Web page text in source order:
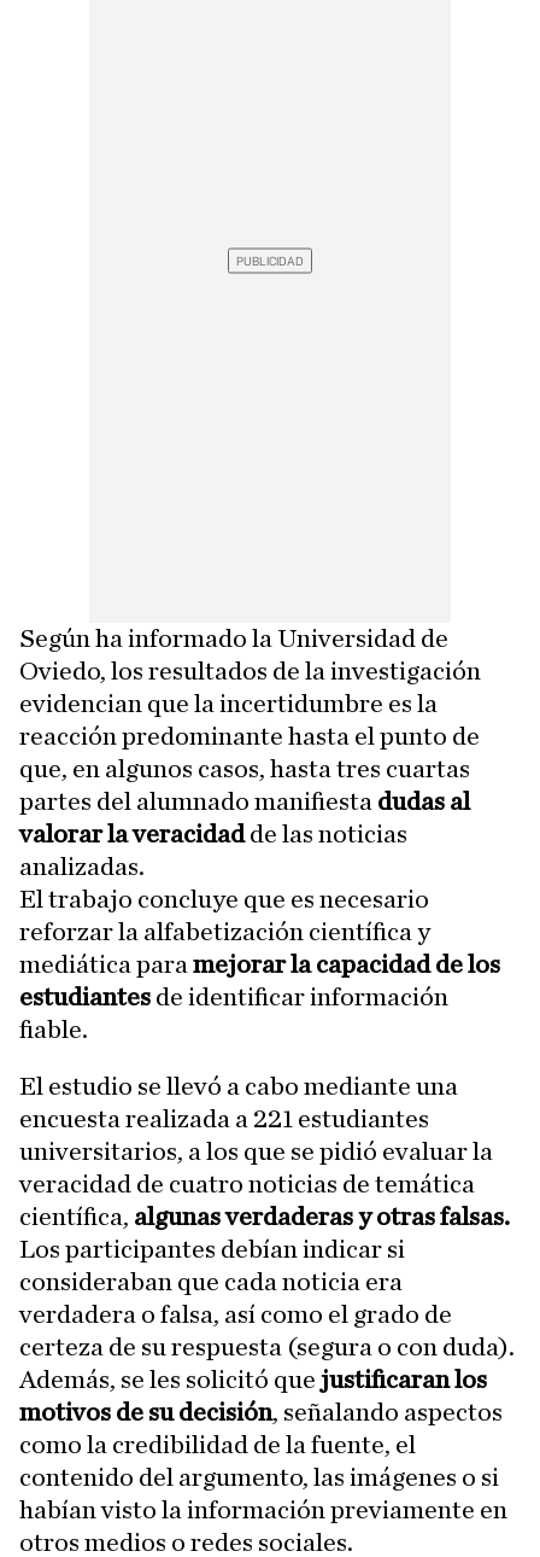
Según ha informado la Universidad de
Oviedo, los resultados de la investigación
evidencian que la incertidumbre es la
reacción predominante hasta el punto de
que, en algunos casos, hasta tres cuartas
partes del alumnado manifiesta dudas al
valorar la veracidadde las noticias
analizadas.
El trabajo concluye que es necesario
reforzar la alfabetización científica y
mediática para mejorar la capacidad de los
estudiantes de identificar información
fiable.
El estudio se llevó a cabo mediante una
encuesta realizada a 221 estudiantes
universitarios, a los que se pidió evaluar la
veracidad de cuatro noticias de temática
científica, algunas verdaderas y otras falsas.
Los participantes debían indicar si
consideraban que cada noticia era
verdadera o falsa, así como el grado de
certeza de su respuesta (segura o con duda).
Además, se les solicitó que justificaran los
motivos de su decisión, señalando aspectos
como la credibilidad de la fuente, el
contenido del argumento, las imágenes o si
habían visto la información previamente en
otros medios o redes sociales.